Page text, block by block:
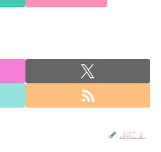
ぷにょ